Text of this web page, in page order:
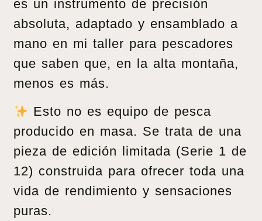
es un instrumento de precisión
absoluta, adaptado y ensamblado a
mano en mi taller para pescadores
que saben que, en la alta montaña,
menos es más.
Esto no es equipo de pesca
producido en masa. Se trata de una
pieza de edición limitada (Serie 1 de
12) construida para ofrecer toda una
vida de rendimiento y sensaciones
puras.